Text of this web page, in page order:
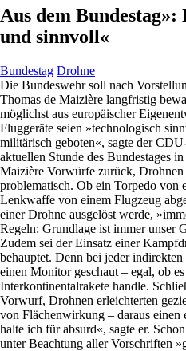
Aus dem
und sinnvoll«
Bundestag Drohne
Die Bundeswehr soll nach
Thomas de Maizière langfristig
möglichst aus europäischer
Fluggeräte seien »technologisch
militärisch geboten«, sagte der
aktuellen Stunde des Bundestages
Maizière Vorwürfe zurück,
problematisch. Ob ein Torpedo von
Lenkwaffe von einem Flugzeug
einer Drohne ausgelöst werde,
Regeln: Grundlage ist immer unser
Zudem sei der Einsatz einer
behauptet. Denn bei jeder
einen Monitor geschaut – egal, ob
Interkontinentalrakete handle.
Vorwurf, Drohnen erleichterten
von Flächenwirkung – daraus einen
halte ich für absurd«, sagte er.
unter Beachtung aller Vorschriften